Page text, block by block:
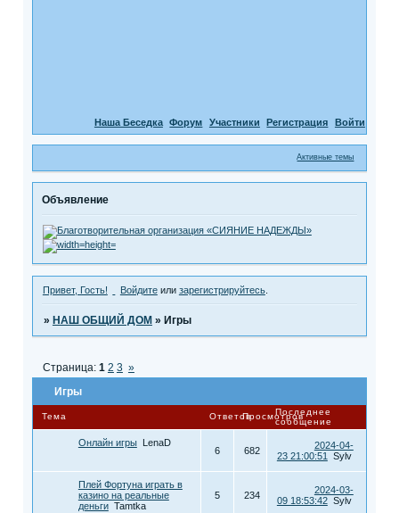
Наша Беседка Форум Участники Регистрация Войти
Активные темы
Объявление
Привет, Гость! Войдитеили зарегистрируйтесь.
» НАШ ОБЩИЙ ДОМ » Игры
Игры
Страница: 1 2 3 »
Тема ОтветовПросмотровПоследнее
сообщение
Онлайн игры LenaD
6 682
2024-04-
23 21:00:51
Sylv
Плей Фортуна играть в
казино на реальные
деньги Tamtka
5 234
2024-03-
09 18:53:42 Sylv